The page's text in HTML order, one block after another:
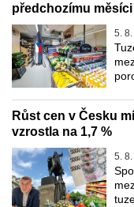
předchozímu měsíci
5.
Růst cen v Česku
vzrostla na 1,7 %
5.